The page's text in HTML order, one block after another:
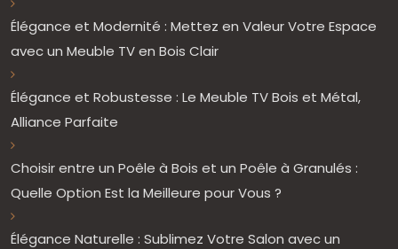
Élégance et Modernité : Mettez en Valeur Votre Espace
avec un Meuble TV en Bois Clair
Élégance et Robustesse : Le Meuble TV Bois et Métal,
Alliance Parfaite
Choisir entre un Poêle à Bois et un Poêle à Granulés :
Quelle Option Est la Meilleure pour Vous ?
Élégance Naturelle : Sublimez Votre Salon avec un